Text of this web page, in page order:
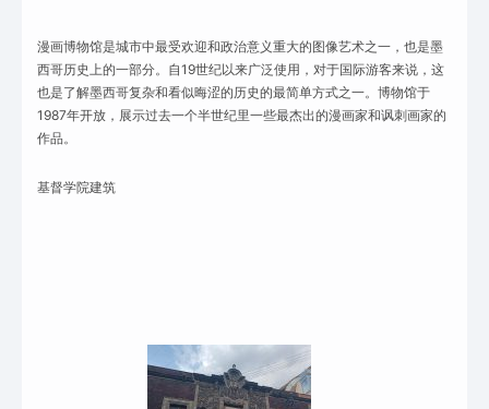
漫画博物馆是城市中最受欢迎和政治意义重大的图像艺术之一，也是墨
西哥历史上的一部分。自19世纪以来广泛使用，对于国际游客来说，这
也是了解墨西哥复杂和看似晦涩的历史的最简单方式之一。博物馆于
1987年开放，展示过去一个半世纪里一些最杰出的漫画家和讽刺画家的
作品。
基督学院建筑